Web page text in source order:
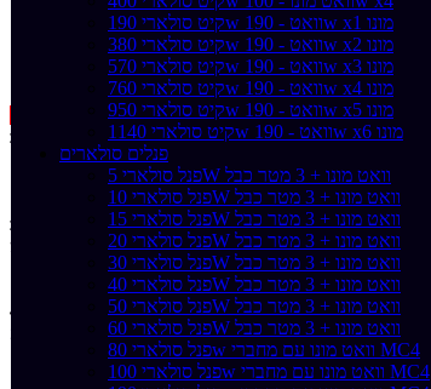
קיט סולארי 190w וואט - 190w x1 מונו
קיט סולארי 380w וואט - 190w x2 מונו
קיט סולארי 570w וואט - 190w x3 מונו
קיט סולארי 760w וואט - 190w x4 מונו
קיט סולארי 950w וואט - 190w x5 מונו
קיט סולארי 1140w וואט - 190w x6 מונו
פנלים סולארים
פנל סולארי 5W וואט מונו + 3 מטר כבל
פנל סולארי 10W וואט מונו + 3 מטר כבל
פנל סולארי 15W וואט מונו + 3 מטר כבל
פנל סולארי 20W וואט מונו + 3 מטר כבל
פנל סולארי 30W וואט מונו + 3 מטר כבל
פנל סולארי 40W וואט מונו + 3 מטר כבל
פנל סולארי 50W וואט מונו + 3 מטר כבל
פנל סולארי 60W וואט מונו + 3 מטר כבל
פנל סולארי 80w וואט מונו עם מחברי MC4
פנל סולארי 100w וואט מונו עם מחברי MC4
עבור משלוח בדואר רשום
זוויות ה Z מתחברות ומקבעות את מסגרת הפנל הסולארי.
פרטים טכניים:
כמות זוויות: 4
כמות ברגים ואומים: 12
חומר: הזוית אלומיניום
הברגים והאומים מגוולונים